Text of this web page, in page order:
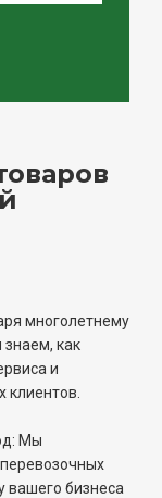
многолетнему
как
и
клиентов.
Мы
вашего бизнеса